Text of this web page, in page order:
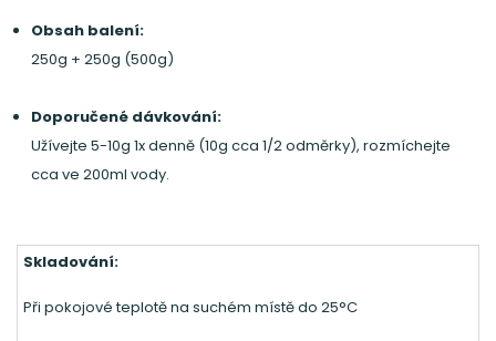
Obsah balení:
250g + 250g (500g)
Doporučené dávkování:
Užívejte 5-10g 1x denně (10g cca 1/2 odměrky), rozmíchejte
cca ve 200ml vody.
Skladování:
Při pokojové teplotě na suchém místě do 25°C